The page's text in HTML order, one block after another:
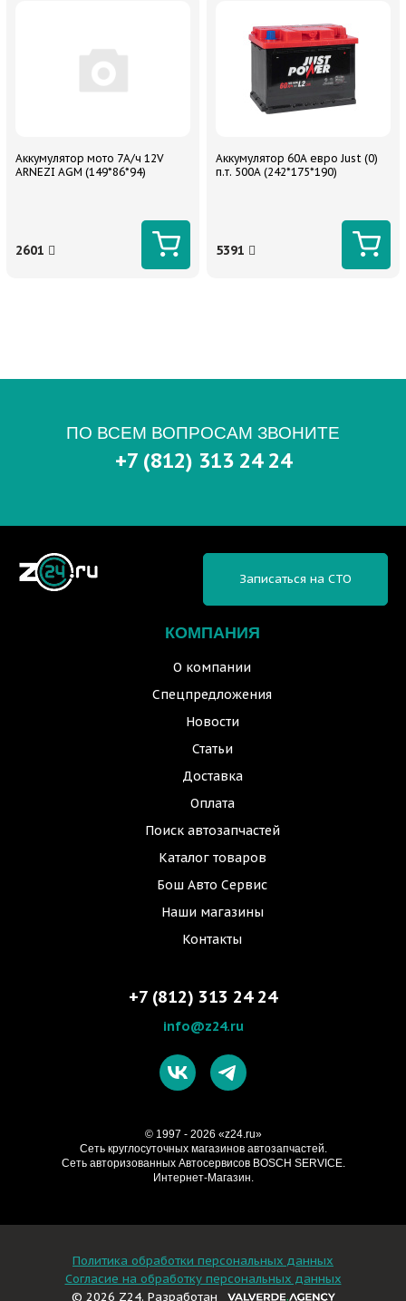
Аккумулятор мото 7А/ч 12V
ARNEZI AGM (149*86*94)
2601
Аккумулятор 60A евро Just (0)
п.т. 500А (242*175*190)
5391
ПО ВСЕМ ВОПРОСАМ ЗВОНИТЕ
+7 (812) 313 24 24
КОМПАНИЯ
О компании
Спецпредложения
Новости
Статьи
Доставка
Оплата
Поиск автозапчастей
Каталог товаров
Бош Авто Сервис
Наши магазины
Контакты
Записаться на СТО
+7 (812) 313 24 24
info@z24.ru
© 1997 - 2026 «z24.ru»
Cеть круглосуточных магазинов автозапчастей.
Сеть авторизованных Автосервисов BOSCH SERVICE.
Интернет-Магазин.
Политика обработки персональных данных
Согласие на обработку персональных данных
© 2026 Z24. Разработан